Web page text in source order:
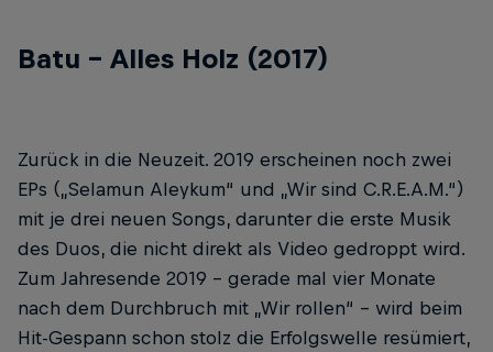
Batu – Alles Holz (2017)
Zurück in die Neuzeit. 2019 erscheinen noch zwei
EPs („Selamun Aleykum“ und „Wir sind C.R.E.A.M.“)
mit je drei neuen Songs, darunter die erste Musik
des Duos, die nicht direkt als Video gedroppt wird.
Zum Jahresende 2019 – gerade mal vier Monate
nach dem Durchbruch mit „Wir rollen“ – wird beim
Hit-Gespann schon stolz die Erfolgswelle resümiert,